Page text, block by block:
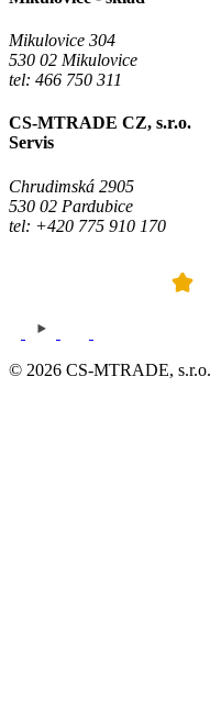
Mikulovice 304
530 02 Mikulovice
tel: 466 750 311
CS-MTRADE CZ, s.r.o.
Servis
Chrudimská 2905
530 02 Pardubice
tel: +420 775 910 170
© 2026 CS-MTRADE,